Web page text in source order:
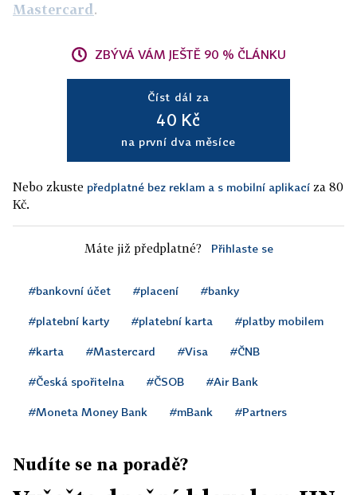
Mastercard .
ZBÝVÁ VÁM JEŠTĚ 90 % ČLÁNKU
Číst dál za
40 Kč
na první dva měsíce
Nebo zkuste předplatné bez reklam a s mobilní aplikací za 80
Kč.
Máte již předplatné? Přihlaste se
#bankovní účet #placení #banky
#platební karty #platební karta #platby mobilem
#karta #Mastercard #Visa #ČNB
#Česká spořitelna #ČSOB #Air Bank
#Moneta Money Bank #mBank #Partners
Nudíte se na poradě?